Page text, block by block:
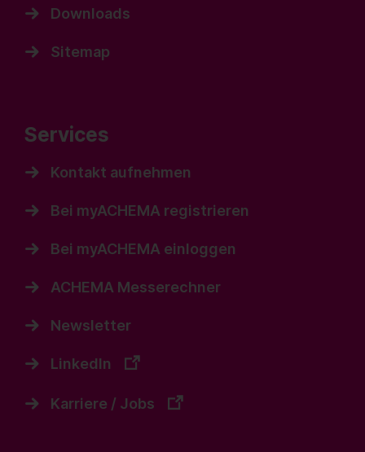
Downloads
Sitemap
Services
Kontakt aufnehmen
Bei myACHEMA registrieren
Bei myACHEMA einloggen
ACHEMA Messerechner
Newsletter
LinkedIn
Karriere / Jobs